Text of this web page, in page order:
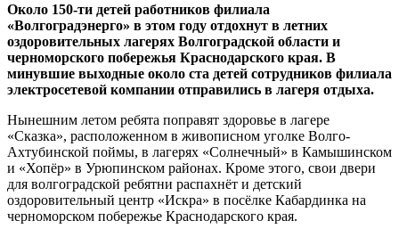
Около 150-ти детей работников филиала
«Волгоградэнерго» в этом году отдохнут в летних
оздоровительных лагерях Волгоградской области и
черноморского побережья Краснодарского края. В
минувшие выходные около ста детей сотрудников филиала
электросетевой компании отправились в лагеря отдыха.
Нынешним летом ребята поправят здоровье в лагере
«Сказка», расположенном в живописном уголке Волго-
Ахтубинской поймы, в лагерях «Солнечный» в Камышинском
и «Хопёр» в Урюпинском районах. Кроме этого, свои двери
для волгоградской ребятни распахнёт и детский
оздоровительный центр «Искра» в посёлке Кабардинка на
черноморском побережье Краснодарского края.